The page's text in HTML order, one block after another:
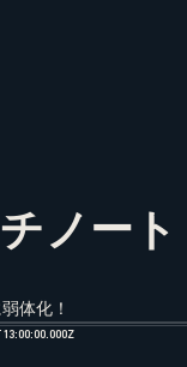
ノート
体化！